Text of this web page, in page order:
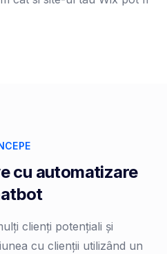
cu automatizare
clienți potențiali și
cu clienții utilizând un